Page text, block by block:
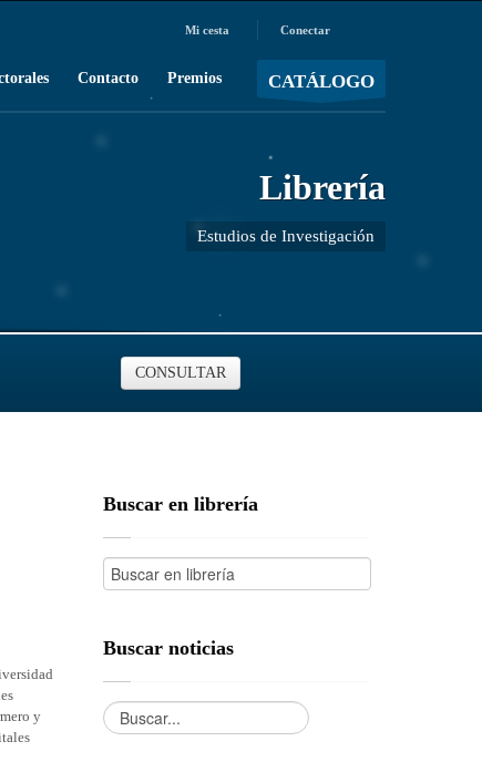
Conectar
Mi cesta
/ MOSTRAR CARRO
CATÁLOGO
Contacto Premios
Librería
Estudios de Investigación
CONSULTAR
y
Buscar en librería
Buscar noticias